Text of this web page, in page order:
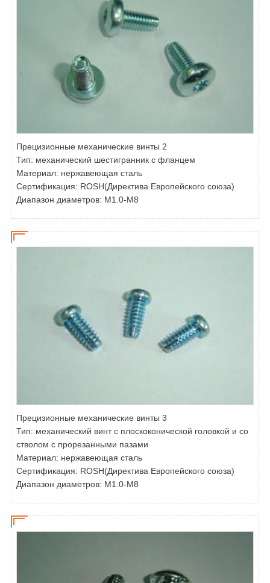
Прецизионные механические винты 2
Тип: механический шестигранник с фланцем
Материал: нержавеющая сталь
Сертификация: ROSH(Директива Европейского союза)
Диапазон диаметров: M1.0-M8
Прецизионные механические винты 3
Тип: механический винт с плоскоконической головкой и со
стволом с прорезанными пазами
Материал: нержавеющая сталь
Сертификация: ROSH(Директива Европейского союза)
Диапазон диаметров: M1.0-M8